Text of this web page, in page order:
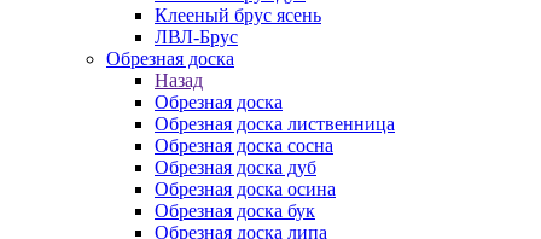
Клееный брус ясень
ЛВЛ-Брус
Обрезная доска
Назад
Обрезная доска
Обрезная доска лиственница
Обрезная доска сосна
Обрезная доска дуб
Обрезная доска осина
Обрезная доска бук
Обрезная доска липа